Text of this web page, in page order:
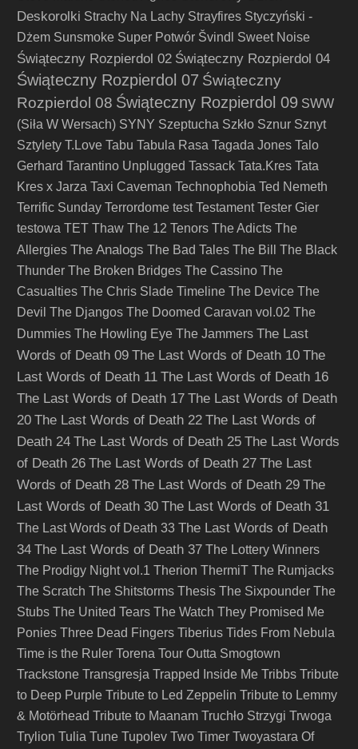
Deskorolki Strachy Na Lachy Strayfires Styczyński -
Dżem Sunsmoke Super Potwór Švindl Sweet Noise
Świąteczny Rozpierdol 02 Świąteczny Rozpierdol 04
Świąteczny Rozpierdol 07 Świąteczny
Rozpierdol 08 Świąteczny Rozpierdol 09 SWW
(Siła W Wersach) SYNY Szeptucha Szkło Sznur Sznyt
Sztylety T.Love Tabu Tabula Rasa Tagada Jones Talo
Gerhard Tarantino Unplugged Tassack Tata.Kres Tata
Kres x Jarza Taxi Caveman Technophobia Ted Nemeth
Terrific Sunday Terrordome test Testament Tester Gier
testowa TET Thaw The 12 Tenors The Adicts The
Allergies The Analogs The Bad Tales The Bill
The Black
Thunder The Broken Bridges The Cassino The
Casualties The Chris Slade Timeline The Device The
Devil The Djangos The Doomed Caravan vol.02 The
Dummies The Howling Eye The Jammers The Last
Words of Death 09 The Last Words of Death 10 The
Last Words of Death 11 The Last Words of Death 16
The Last Words of Death 17 The Last Words of Death
20 The Last Words of Death 22 The Last Words of
Death 24 The Last Words of Death 25 The Last Words
of Death 26 The Last Words of Death 27 The Last
Words of Death 28 The Last Words of Death 29 The
Last Words of Death 30 The Last Words of Death 31
The Last Words of Death 33 The Last Words of Death
34 The Last Words of Death 37 The Lottery Winners
The Prodigy Night vol.1 Therion ThermiT The Rumjacks
The Scratch The Shitstorms Thesis The Sixpounder The
Stubs The United Tears The Watch They Promised Me
Ponies Three Dead Fingers Tiberius Tides From Nebula
Time is the Ruler Torena Tour Outta Smogtown
Trackstone Transgresja Trapped Inside Me Tribbs Tribute
to Deep Purple Tribute to Led Zeppelin Tribute to Lemmy
& Motörhead Tribute to Maanam Truchło Strzygi Trwoga
Trylion Tulia Tune Tupolev Two Timer Twoyastara Of